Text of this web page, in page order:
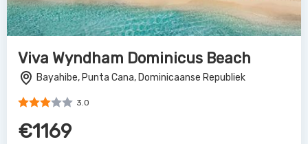
Viva Wyndham Dominicus Beach
Bayahibe, Punta Cana, Dominicaanse Republiek
3.0
€1169